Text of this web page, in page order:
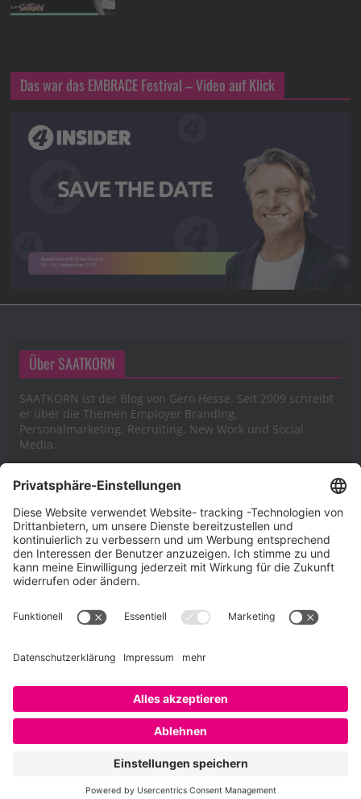
Das war das EMBRACE Festival – Video auf Klick
Über SAATKORN
SAATKORN ist der Blog von Gero Hesse. Seit 2009 schreibt
er über die Themen Employer Branding,
Personalmarketing, Recruiting, New Work und Social
Media.
Impressum
Impressum
Cookie-Richtlinie (EU)
Copyright © 2026SAATKORN